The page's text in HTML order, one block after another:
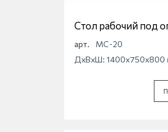
Стол рабочий под
тумбу на П-
Магна МС-20
арт.
МС-20
ДхВхШ: 1400x750x800